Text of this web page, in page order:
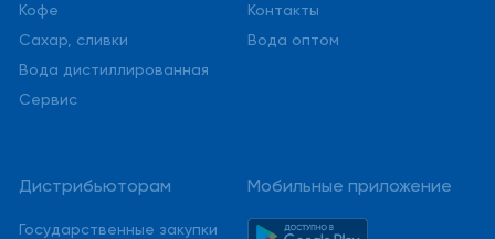
Кофе
Сахар, сливки
Вода дистиллированная
Сервис
Контакты
Вода оптом
Дистрибьюторам
Государственные закупки
Мобильные приложение